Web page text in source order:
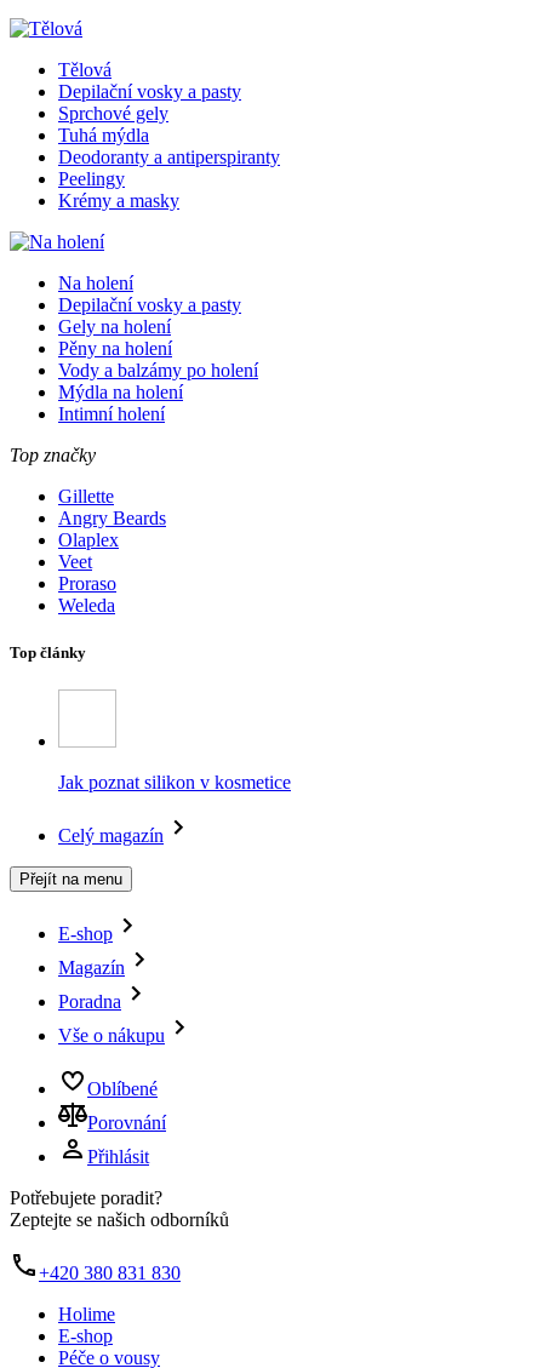
Tělová
Depilační vosky a pasty
Sprchové gely
Tuhá mýdla
Deodoranty a antiperspiranty
Peelingy
Krémy a masky
Na holení
Depilační vosky a pasty
Gely na holení
Pěny na holení
Vody a balzámy po holení
Mýdla na holení
Intimní holení
Top značky
Gillette
Angry Beards
Olaplex
Veet
Proraso
Weleda
Top články
Jak poznat silikon v kosmetice
Celý magazín
Přejít na menu
E-shop
Magazín
Poradna
Vše o nákupu
Oblíbené
Porovnání
Přihlásit
Potřebujete poradit?
Zeptejte se našich odborníků
+420 380 831 830
Holime
E-shop
Péče o vousy